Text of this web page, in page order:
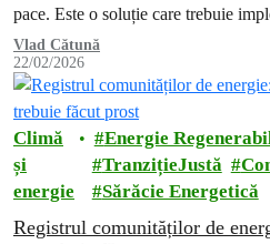
pace. Este o soluție care trebuie
criză, dacă vrem să protejăm
societății în fața violenței și
Vlad Cătună
22/02/2026
Climă
și
energie
Energie
TranzițieJustă
Sărăcie Energetică
Registrul comunităților de